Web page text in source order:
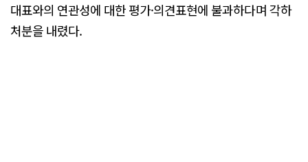
대표와의 연관성에 대한 평가·의견표현에 불과하다며 각하
처분을 내렸다.